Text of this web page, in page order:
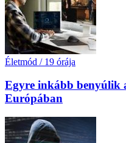
Életmód / 19 órája
Egyre inkább benyúlik
Európában